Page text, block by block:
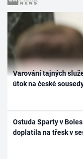
Varování tajných
útok na české
Ostuda Sparty v
doplatila na třesk v